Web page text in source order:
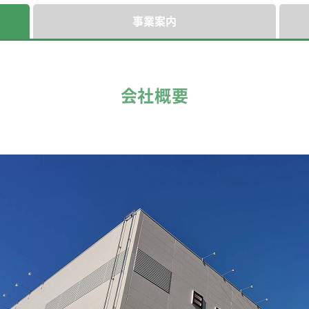
会社概要
事業案内